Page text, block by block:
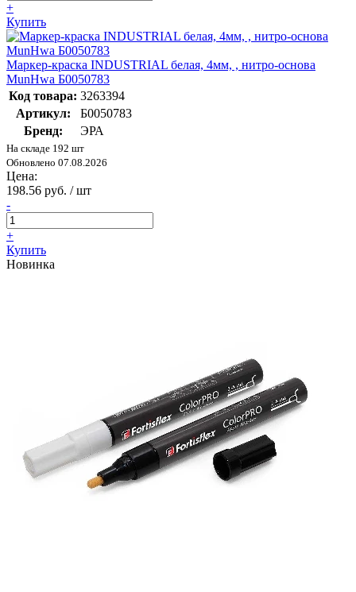
+
Купить
Маркер-краска INDUSTRIAL белая, 4мм, , нитро-основа
MunHwa Б0050783
Код товара: 3263394
Артикул:
Б0050783
Бренд:
ЭРА
На складе 192 шт
Обновлено 07.08.2026
Цена:
198.56 руб. / шт
-
+
Купить
Новинка